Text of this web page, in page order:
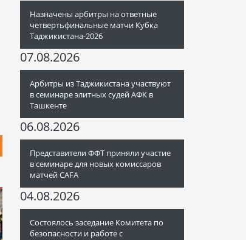
Назначены арбитры на ответные
четвертьфинальные матчи Кубка
Таджикистана-2026
07.08.2026
Арбитры из Таджикистана участвуют
в семинаре элитных судей АФК в
Ташкенте
06.08.2026
Представители ФФТ приняли участие
в семинаре для новых комиссаров
матчей CAFA
04.08.2026
Состоялось заседание Комитета по
безопасности и работе с